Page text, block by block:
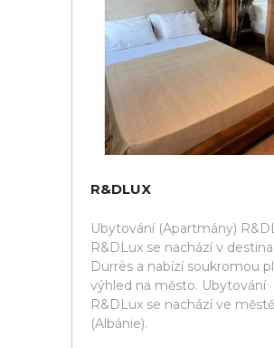
R&DLUX
Ubytování (Apartmány)
R&DLux se nachází v
Durrës a nabízí soukromou
výhled na město. Ubytování
R&DLux se nachází ve městě
(Albánie).